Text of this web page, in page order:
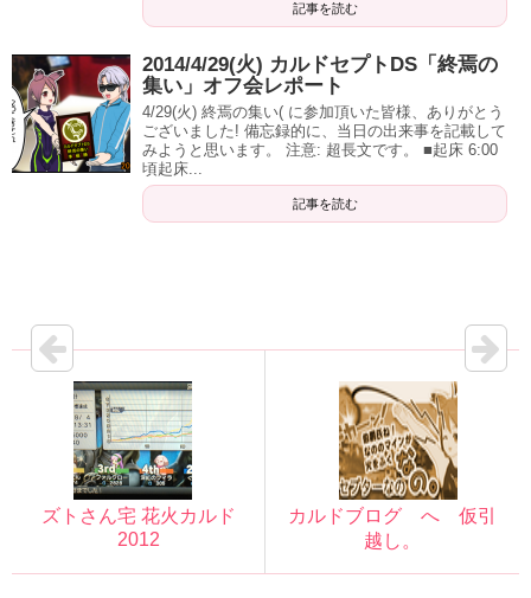
記事を読む
2014/4/29(火) カルドセプトDS「終焉の
集い」オフ会レポート
4/29(火) 終焉の集い( に参加頂いた皆様、ありがとう
ございました! 備忘録的に、当日の出来事を記載して
みようと思います。 注意: 超長文です。 ■起床 6:00
頃起床...
記事を読む
ズトさん宅 花火カルド
2012
カルドブログ へ 仮引
越し。